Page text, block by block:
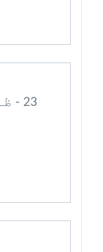
23 - ظہار کا کفارہ کیا ہے؟